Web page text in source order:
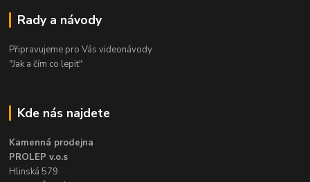
Rady a návody
Připravujeme pro Vás videonávody
"Jak a čím co lepit"
Kde nás najdete
Kamenná prodejna
PROLEP v.o.s
Hlinská 579